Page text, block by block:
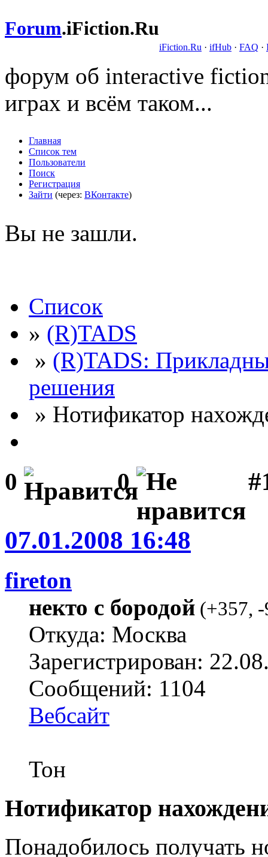
Forum.iFiction.Ru
iFiction.Ru · ifHub · FAQ ·
форум об interactive
играх и всём таком...
Главная
Список тем
Пользователи
Поиск
Регистрация
Зайти (через: ВКонтакте)
Вы не зашли.
Список
» (R)TADS
» (R)TADS:
решения
» Нотификатор
0 0
07.01.2008 16:48
fireton
некто с бородой (+357,
Откуда: Москва
Зарегистрирован:
Сообщений: 1104
Вебсайт
Тон
Нотификатор
Понадобилось получать